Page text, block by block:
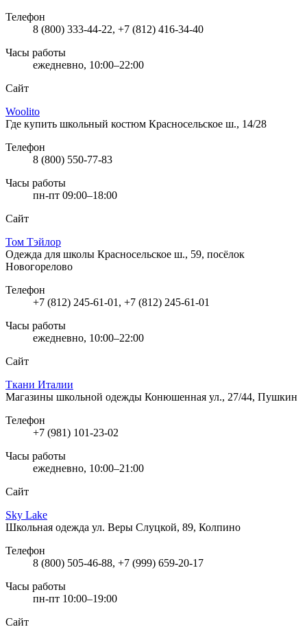
Телефон
8 (800) 333-44-22, +7 (812) 416-34-40
Часы работы
ежедневно, 10:00–22:00
Сайт
Woolito
Где купить школьный костюм Красносельское ш., 14/28
Телефон
8 (800) 550-77-83
Часы работы
пн-пт 09:00–18:00
Сайт
Том Тэйлор
Одежда для школы Красносельское ш., 59, посёлок
Новогорелово
Телефон
+7 (812) 245-61-01, +7 (812) 245-61-01
Часы работы
ежедневно, 10:00–22:00
Сайт
Ткани Италии
Магазины школьной одежды Конюшенная ул., 27/44, Пушкин
Телефон
+7 (981) 101-23-02
Часы работы
ежедневно, 10:00–21:00
Сайт
Sky Lake
Школьная одежда ул. Веры Слуцкой, 89, Колпино
Телефон
8 (800) 505-46-88, +7 (999) 659-20-17
Часы работы
пн-пт 10:00–19:00
Сайт